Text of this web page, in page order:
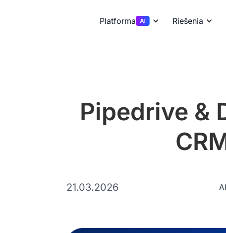
Platforma Riešenia
Pipedrive &
21.03.2026